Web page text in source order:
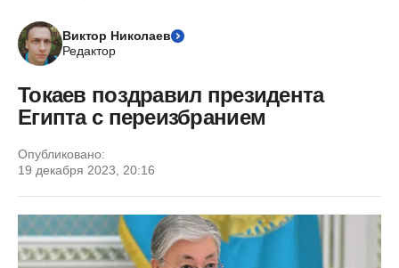
Виктор Николаев
Редактор
Токаев поздравил президента
Египта с переизбранием
Опубликовано:
19 декабря 2023, 20:16